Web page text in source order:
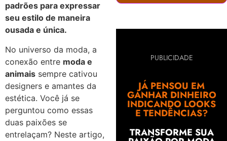
padrões para expressar
seu estilo de maneira
ousada e única.
No universo da moda, a
conexão entre moda e
animais sempre cativou
designers e amantes da
estética. Você já se
perguntou como essas
duas paixões se
entrelaçam? Neste artigo,
PUBLICIDADE
JÁ PENSOU EM
GANHAR DINHEIRO
INDICANDO LOOKS
E TENDÊNCIAS?
TRANSFORME SUA